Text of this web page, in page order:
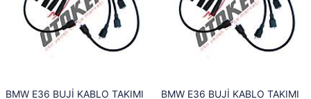
BMW E36 BUJİ KABLO TAKIMI
BMW E36 BUJİ KABLO TAKIMI